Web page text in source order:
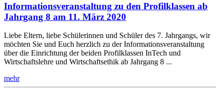
Informationsveranstaltung zu den Profilklassen ab
Jahrgang 8 am 11. März 2020
Liebe Eltern, liebe Schülerinnen und Schüler des 7. Jahrgangs, wir
möchten Sie und Euch herzlich zu der Informationsveranstaltung
über die Einrichtung der beiden Profilklassen InTech und
Wirtschaftslehre und Wirtschaftsethik ab Jahrgang 8 ...
mehr